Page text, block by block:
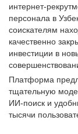
интернет-
персонала в
соискателям
качественно
инвестиции в
Платформа
тщательную
ИИ-поиск и
тысячи